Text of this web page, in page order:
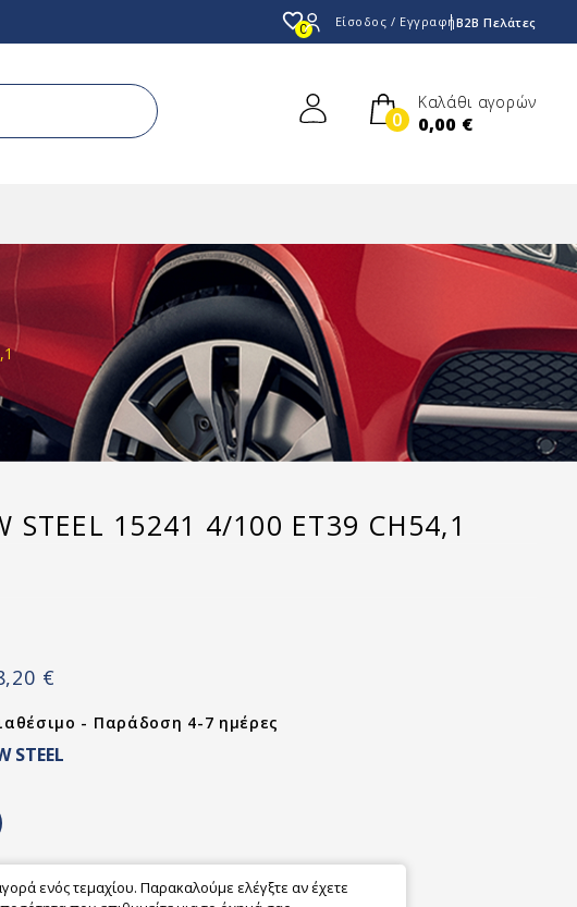
favorite_border0 Είσοδος / ΕγγραφήB2B Πελάτες
0
Καλάθι αγορών
0,00 €
STEEL 15241 4/100 ET39 CH54,1
€
- Παράδοση 4-7 ημέρες
STEEL
ενός τεμαχίου. Παρακαλούμε ελέγξτε αν έχετε